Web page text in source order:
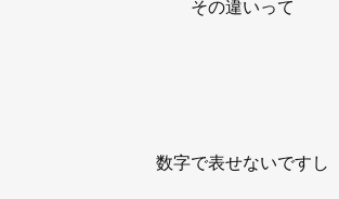
その違いって
数字で表せないですし